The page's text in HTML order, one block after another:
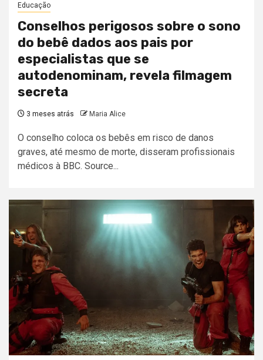
Educação
Conselhos perigosos sobre o sono
do bebê dados aos pais por
especialistas que se
autodenominam, revela filmagem
secreta
3 meses atrás Maria Alice
O conselho coloca os bebês em risco de danos
graves, até mesmo de morte, disseram profissionais
médicos à BBC. Source...